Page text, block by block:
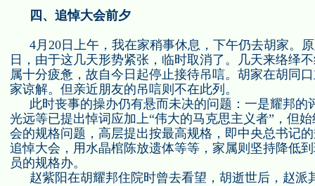
四、追悼大会前夕
4月 20日上午，我在家稍事休息，下午仍去胡家。
日，由于这几天形势紧张，临时取消了。几天来络绎
属十分疲惫，故自今日起停止接待吊唁。胡家在胡同
家谅解。但亲近朋友的吊唁则不在此列。
此时丧事的操办仍有悬而未决的问题：一是耀邦的
光远等已提出悼词应加上“伟大的马克思主义者”，但
会的规格问题，高层提出按最高规格，即中央总书记
追悼大会，用水晶棺陈放遗体等等，家属则坚持降低
员的规格办。
赵紫阳在胡耀邦住院时曾去看望，胡逝世后，赵派